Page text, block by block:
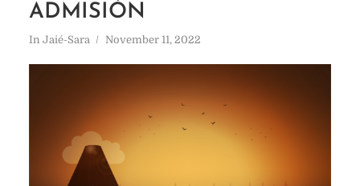
ADMISIÓN
In Jaié-Sara November 11, 2022